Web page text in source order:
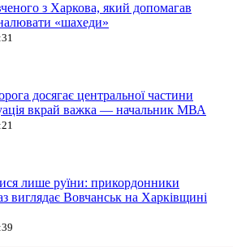
з Харкова, який допомагав
«шахеди»
досягає центральної частини
вкрай важка — начальник МВА
лише руїни: прикордонники
виглядає Вовчанськ на Харківщині